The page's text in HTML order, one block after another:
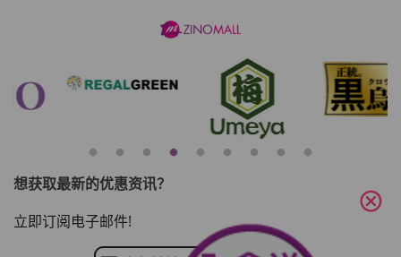
想获取最新的优惠资讯？
立即订阅电子邮件!
cancel